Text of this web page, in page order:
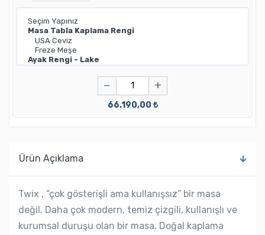
− +
66.190,00 ₺
Ürün Açıklama
Twix , “çok gösterişli ama kullanışsız” bir masa
değil. Daha çok modern, temiz çizgili, kullanışlı ve
kurumsal duruşu olan bir masa. Doğal kaplama